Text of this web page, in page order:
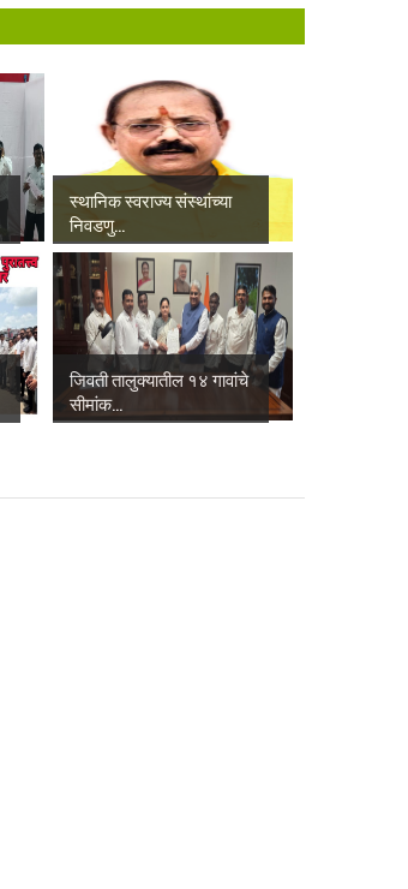
स्थानिक स्वराज्य संस्थांच्या
निवडणु...
जिवती तालुक्यातील १४ गावांचे
सीमांक...